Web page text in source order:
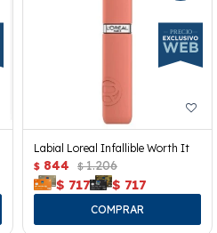
Labial Loreal Infallible Worth It
$ 844 $ 1.206
$ 717 $ 717